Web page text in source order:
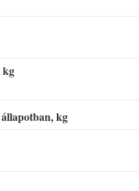
kg
állapotban, kg